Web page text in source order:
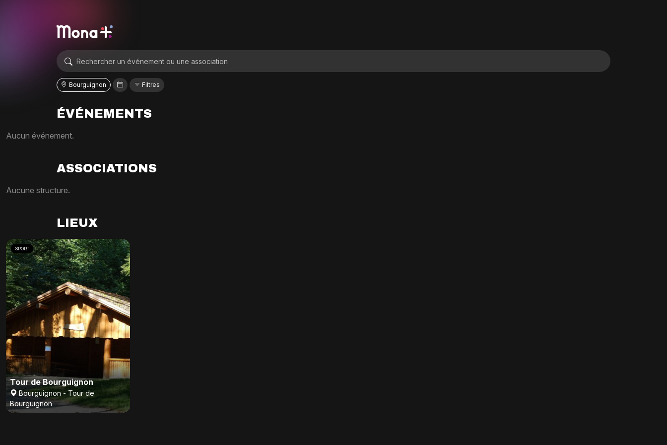
Bourguignon Filtres
ÉVÉNEMENTS
Aucun événement.
ASSOCIATIONS
Aucune structure.
LIEUX
SPORT
Tour de Bourguignon
Bourguignon - Tour de
Bourguignon